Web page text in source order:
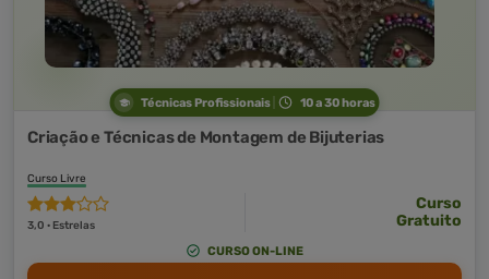
Técnicas Profissionais 10 a 30 horas
Criação e Técnicas de Montagem de Bijuterias
Curso Livre
3,0 · Estrelas
Curso
Gratuito
CURSO ON-LINE